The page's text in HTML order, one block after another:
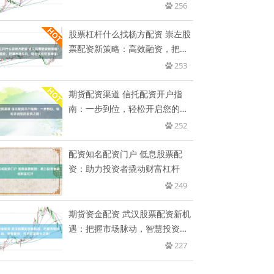
256
股票杠杆什么找杨方配资 崇左股
票配资新策略：高效融资，把握
253
期货配资渠道 信托配资开户指
南：一步到位，轻松开启您的投
252
配资知名配资门户 低息股票配
资：助力投资者撬动财富杠杆
249
期货资金配资 武汉股票配资新机
遇：把握市场脉动，智慧投资，
227